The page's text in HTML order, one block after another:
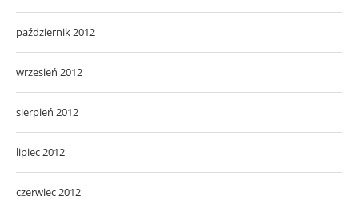
październik 2012
wrzesień 2012
sierpień 2012
lipiec 2012
czerwiec 2012